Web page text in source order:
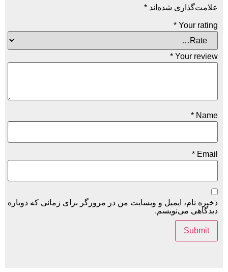
*
و وبسایت من در مرورگر برای زمانی که دوباره